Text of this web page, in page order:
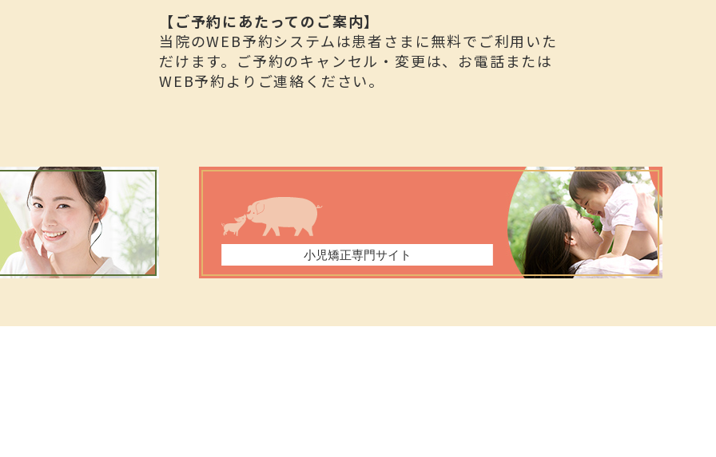
【ご予約にあたってのご案内】
当院のWEB予約システムは患者さまに無料でご利用いた
だけます。ご予約のキャンセル・変更は、お電話または
WEB予約よりご連絡ください。